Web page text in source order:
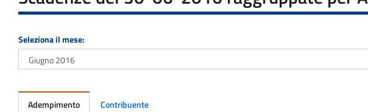
Seleziona il mese:
Adempimento Contribuente